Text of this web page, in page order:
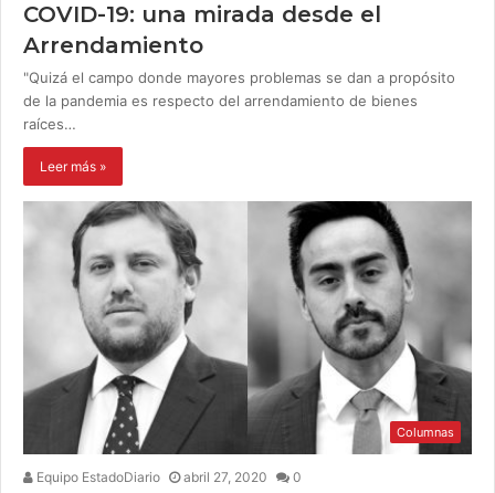
COVID-19: una mirada desde el
Arrendamiento
"Quizá el campo donde mayores problemas se dan a propósito
de la pandemia es respecto del arrendamiento de bienes
raíces…
Leer más »
Columnas
Equipo EstadoDiario abril 27, 2020 0